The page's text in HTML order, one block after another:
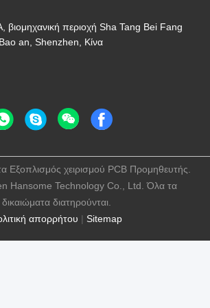
Technology